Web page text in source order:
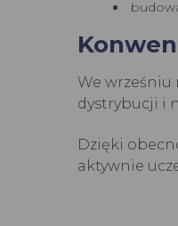
We wrześniu
dystrybucji i
Dzięki
aktywnie